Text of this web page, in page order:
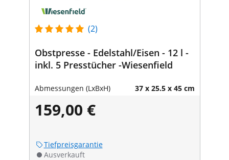
(2)
Obstpresse - Edelstahl/Eisen - 12 l -
inkl. 5 Presstücher -Wiesenfield
Abmessungen (LxBxH) 37 x 25.5 x 45 cm
159,00 €
Tiefpreisgarantie
Ausverkauft